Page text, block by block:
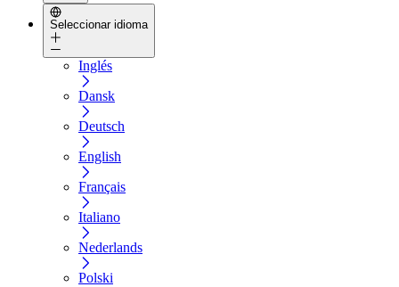
Seleccionar idioma
Inglés
Dansk
Deutsch
English
Français
Italiano
Nederlands
Polski